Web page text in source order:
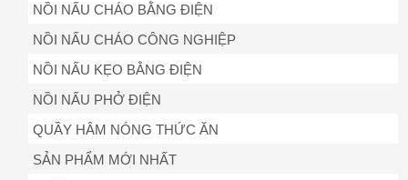
NỒI NẤU CHÁO BẰNG ĐIỆN
NỒI NẤU CHÁO CÔNG NGHIỆP
NỒI NẤU KẸO BẰNG ĐIỆN
NỒI NẤU PHỞ ĐIỆN
QUẦY HÂM NÓNG THỨC ĂN
SẢN PHẨM MỚI NHẤT